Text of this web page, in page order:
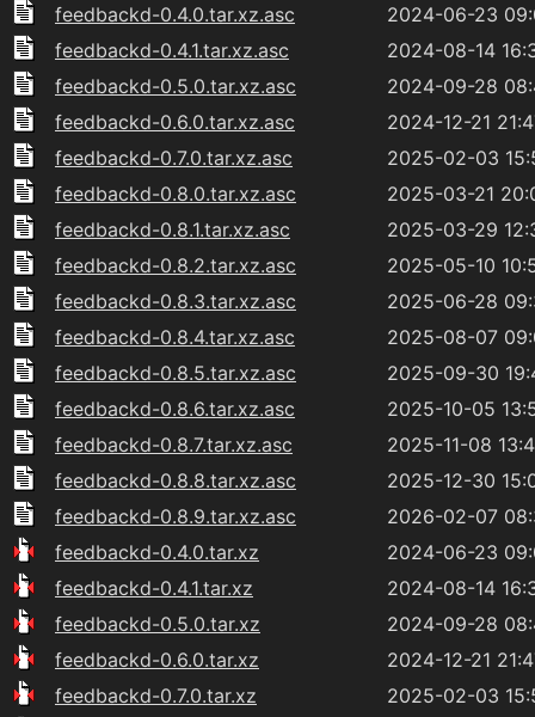
feedbackd-0.4.0.tar.xz.asc
2024-06-23
feedbackd-0.4.1.tar.xz.asc
2024-08-14
feedbackd-0.5.0.tar.xz.asc
2024-09-28
feedbackd-0.6.0.tar.xz.asc
2024-12-21
feedbackd-0.7.0.tar.xz.asc
2025-02-03
feedbackd-0.8.0.tar.xz.asc
2025-03-21
feedbackd-0.8.1.tar.xz.asc
2025-03-29
feedbackd-0.8.2.tar.xz.asc
2025-05-10
feedbackd-0.8.3.tar.xz.asc
2025-06-28
feedbackd-0.8.4.tar.xz.asc
2025-08-07
feedbackd-0.8.5.tar.xz.asc
2025-09-30
feedbackd-0.8.6.tar.xz.asc
2025-10-05
feedbackd-0.8.7.tar.xz.asc
2025-11-08
feedbackd-0.8.8.tar.xz.asc
2025-12-30
feedbackd-0.8.9.tar.xz.asc
2026-02-07
feedbackd-0.4.0.tar.xz
2024-06-23
feedbackd-0.4.1.tar.xz
2024-08-14
feedbackd-0.5.0.tar.xz
2024-09-28
feedbackd-0.6.0.tar.xz
2024-12-21
feedbackd-0.7.0.tar.xz
2025-02-03